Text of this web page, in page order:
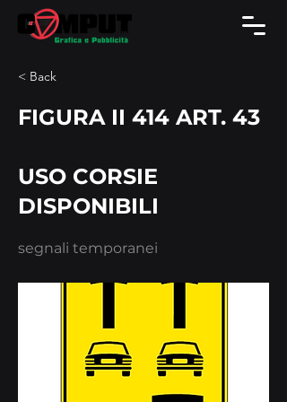
< Back
FIGURA II 414 ART. 43
USO CORSIE
DISPONIBILI
segnali temporanei